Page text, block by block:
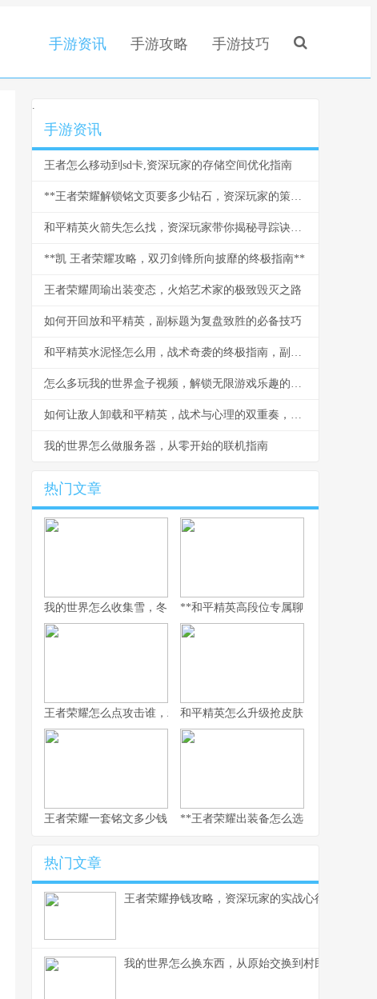
手游资讯 手游攻略 手游技巧
.
手游资讯
王者怎么移动到sd卡,资深玩家的存储空间优化指南
**王者荣耀解锁铭文页要多少钻石，资深玩家的策略与情怀**
和平精英火箭失怎么找，资深玩家带你揭秘寻踪诀窍副标题
**凯 王者荣耀攻略，双刃剑锋所向披靡的终极指南**
王者荣耀周瑜出装变态，火焰艺术家的极致毁灭之路
如何开回放和平精英，副标题为复盘致胜的必备技巧
和平精英水泥怪怎么用，战术奇袭的终极指南，副标题，水泥丛林中的隐形杀手
怎么多玩我的世界盒子视频，解锁无限游戏乐趣的钥匙
如何让敌人卸载和平精英，战术与心理的双重奏，副标题，一场没有硝烟的战争
我的世界怎么做服务器，从零开始的联机指南
热门文章
我的世界怎么收集雪，冬日生存的艺术**和平精英高段位专属聊天：无声战场
王者荣耀怎么点攻击谁，精准操作背后的博弈艺术，副标题，从本
和平精英怎么升级抢皮肤，高效进阶全
王者荣耀一套铭文多少钱，副标题：老玩家的精打细算与情怀回响
**王者荣耀出装备怎么选，资深玩家的
热门文章
王者荣耀挣钱攻略，资深玩家的实战心得分享
我的世界怎么换东西，从原始交换到村民交易全解